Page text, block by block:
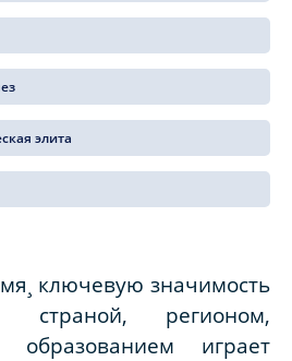
элита
ключевую значимость
страной, регионом,
образованием играет